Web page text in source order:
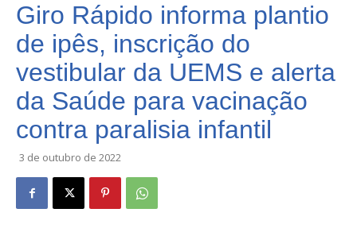
Giro Rápido informa plantio
de ipês, inscrição do
vestibular da UEMS e alerta
da Saúde para vacinação
contra paralisia infantil
3 de outubro de 2022